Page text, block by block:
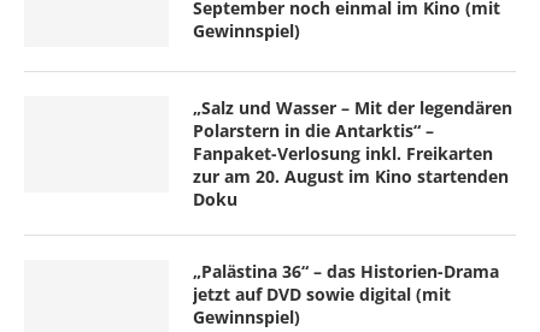
September noch einmal im Kino (mit
Gewinnspiel)
„Salz und Wasser – Mit der legendären
Polarstern in die Antarktis“ –
Fanpaket-Verlosung inkl. Freikarten
zur am 20. August im Kino startenden
Doku
„Palästina 36“ – das Historien-Drama
jetzt auf DVD sowie digital (mit
Gewinnspiel)